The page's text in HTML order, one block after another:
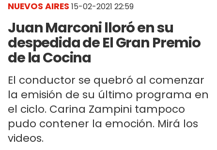
NUEVOS AIRES 15-02-2021 22:59
Juan Marconi lloró en su
despedida de El Gran Premio
de la Cocina
El conductor se quebró al comenzar
la emisión de su último programa en
el ciclo. Carina Zampini tampoco
pudo contener la emoción. Mirá los
videos.